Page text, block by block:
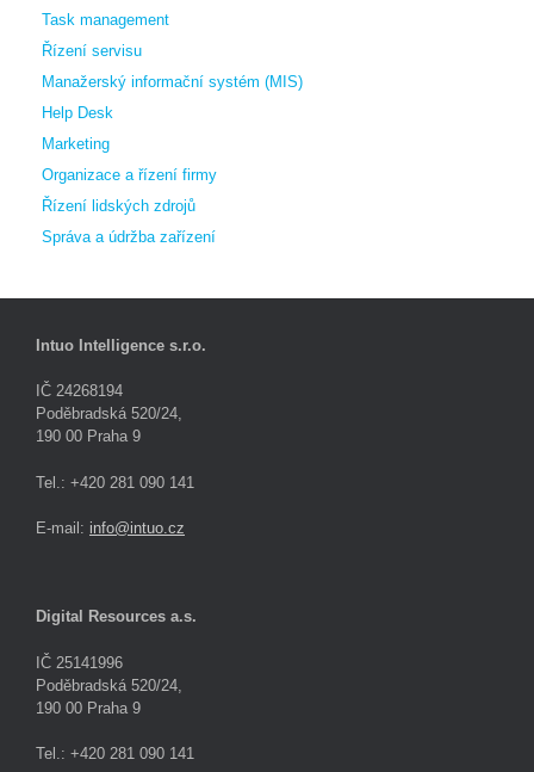
Task management
Řízení servisu
Manažerský informační systém (MIS)
Help Desk
Marketing
Organizace a řízení firmy
Řízení lidských zdrojů
Správa a údržba zařízení
Intuo Intelligence s.r.o.
IČ 24268194
Poděbradská 520/24,
190 00 Praha 9
Tel.: +420 281 090 141
E-mail: info@intuo.cz
Digital Resources a.s.
IČ 25141996
Poděbradská 520/24,
190 00 Praha 9
Tel.: +420 281 090 141